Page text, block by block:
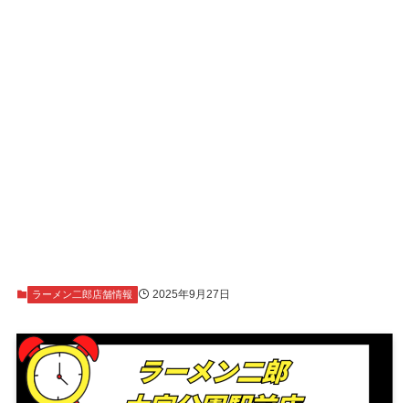
ラーメン二郎店舗情報 2025年9月27日